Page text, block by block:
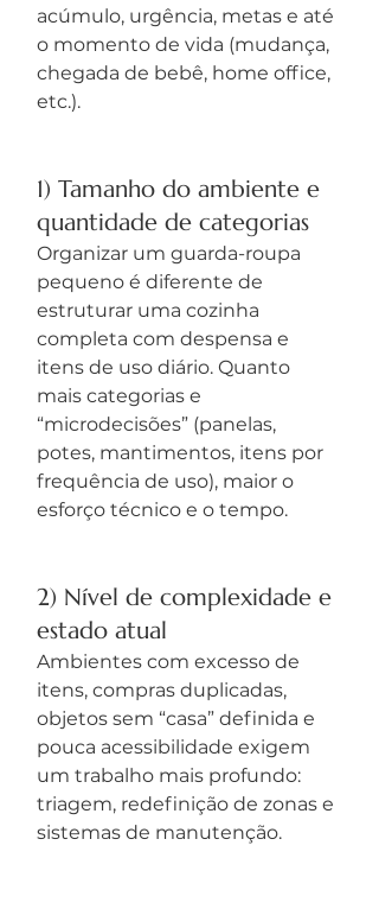
acúmulo, urgência, metas e até
o momento de vida (mudança,
chegada de bebê, home office,
etc.).
1) Tamanho do ambiente e
quantidade de categorias
Organizar um guarda-roupa
pequeno é diferente de
estruturar uma cozinha
completa com despensa e
itens de uso diário. Quanto
mais categorias e
“microdecisões” (panelas,
potes, mantimentos, itens por
frequência de uso), maior o
esforço técnico e o tempo.
2) Nível de complexidade e
estado atual
Ambientes com excesso de
itens, compras duplicadas,
objetos sem “casa” definida e
pouca acessibilidade exigem
um trabalho mais profundo:
triagem, redefinição de zonas e
sistemas de manutenção.